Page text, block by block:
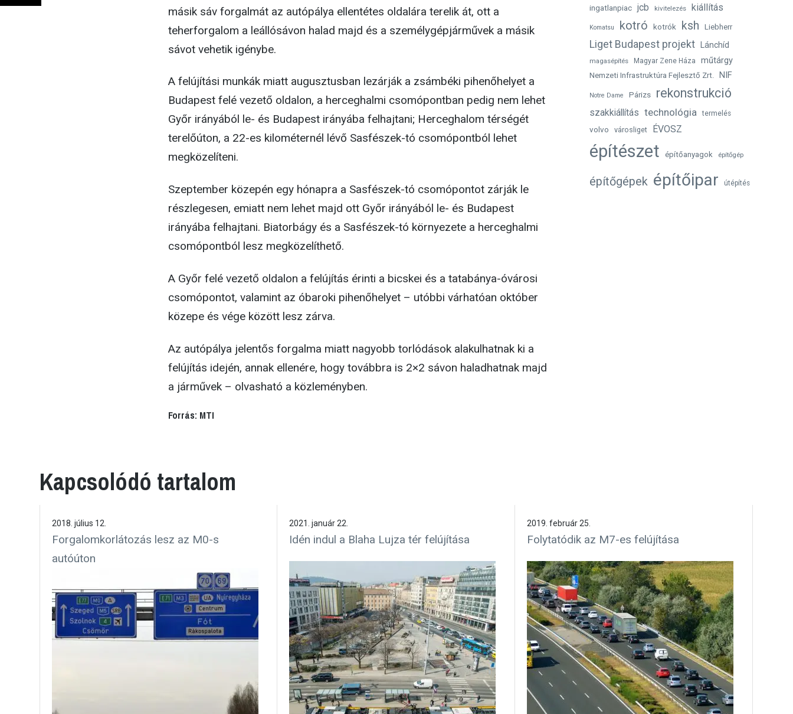
másik sáv forgalmát az autópálya ellentétes oldalára terelik át, ott a
teherforgalom a leállósávon halad majd és a személygépjárművek a másik
sávot vehetik igénybe.
A felújítási munkák miatt augusztusban lezárják a zsámbéki pihenőhelyet a
Budapest felé vezető oldalon, a herceghalmi csomópontban pedig nem lehet
Győr irányából le- és Budapest irányába felhajtani; Herceghalom térségét
terelőúton, a 22-es kilométernél lévő Sasfészek-tó csomópontból lehet
megközelíteni.
Szeptember közepén egy hónapra a Sasfészek-tó csomópontot zárják le
részlegesen, emiatt nem lehet majd ott Győr irányából le- és Budapest
irányába felhajtani. Biatorbágy és a Sasfészek-tó környezete a herceghalmi
csomópontból lesz megközelíthető.
A Győr felé vezető oldalon a felújítás érinti a bicskei és a tatabánya-óvárosi
csomópontot, valamint az óbaroki pihenőhelyet – utóbbi várhatóan október
közepe és vége között lesz zárva.
Az autópálya jelentős forgalma miatt nagyobb torlódások alakulhatnak ki a
felújítás idején, annak ellenére, hogy továbbra is 2×2 sávon haladhatnak majd
a járművek – olvasható a közleményben.
Forrás: MTI
ingatlanpiac jcb kivitelezés kiállítás
Komatsu kotró kotrók ksh Liebherr
Liget Budapest projekt Lánchíd
magasépítés Magyar Zene Háza műtárgy
Nemzeti Infrastruktúra Fejlesztő Zrt. NIF
Notre Dame Párizs rekonstrukció
szakkiállítás technológia termelés
volvo városliget ÉVOSZ
építészet építőanyagok építőgép
építőgépek építőipar útépítés
Kapcsolódó tartalom
2018. július 12.
Forgalomkorlátozás lesz az M0-s
autóúton
2021. január 22.
Idén indul a Blaha Lujza tér felújítása
2019. február 25.
Folytatódik az M7-es felújítása